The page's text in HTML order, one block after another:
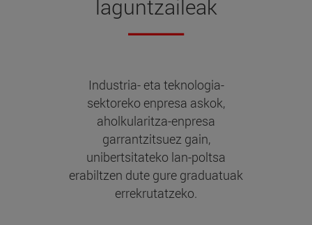
laguntzaileak
Industria- eta teknologia-
sektoreko enpresa askok,
aholkularitza-enpresa
garrantzitsuez gain,
unibertsitateko lan-poltsa
erabiltzen dute gure graduatuak
errekrutatzeko.